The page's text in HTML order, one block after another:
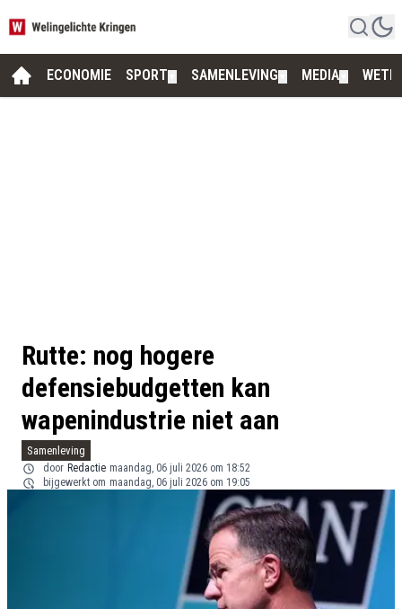
ECONOMIE SPORT SAMENLEVING MEDIA
Rutte: nog hogere
defensiebudgetten kan
wapenindustrie niet aan
Samenleving
door Redactie maandag, 06 juli 2026 om 18:52
bijgewerkt om maandag, 06 juli 2026 om 19:05